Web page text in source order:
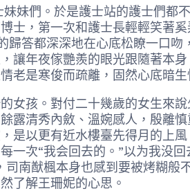
們。於是護士站的護士們都
，第一次和護士長輕輕笑著
歸答都深深地在心底松瞭一口
讓年夜傢艷羨的眼光跟隨著本
是寒俊而疏離，固然心底暗
孩。對付二十幾歲的女生來
露清秀內斂、溫婉感人，殷離
是以更有近水樓臺先得月的上
次“我会回去的。”以为我没
南猷楓本身也感到要被烤糊般
了解王珊妮的心思。